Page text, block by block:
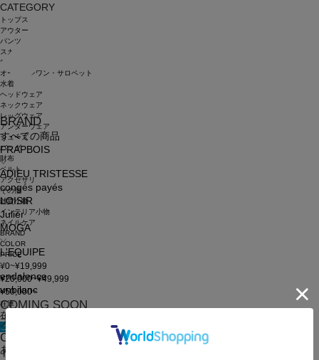
BRAND
すべての商品
FRAPBOIS
ADIEU TRISTESSE
congés payés
LOISIR
Julier
MOGA
L'EQUIPE
endalence
unbilanc
COMING SOON
大きいサイズ
CATEGORY
トップス
CATEGORY
トップス
アウター
パンツ
スカート
ワンピース
オールインワン・サロペット
水着
ヘッドウェア
ネックウェア
レッグウェア
アンダーウェア
シューズ
バッグ
財布
ベルト
アクセサリ
その他
雑貨小物
インテリア小物
ネイルケア
BRAND
COLOR
PRICE
¥0~¥19,999
¥20,000~¥49,999
¥50,000~
在庫
在庫なしを含む
この条件で検索
申し訳ございません。お探しのキーワードに該当する商品はございませんでした。
あなたへのおすすめアイテム